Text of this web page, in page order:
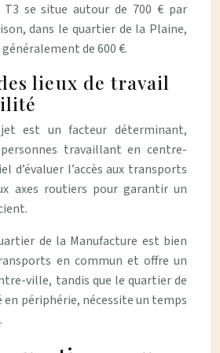
T3 se situe autour de 700 € par
dans le quartier de la Plaine,
de 600 €.
lieux de travail
est un facteur déterminant,
travaillant en centre-
d’évaluer l’accès aux transports
axes routiers pour garantir un
de la Manufacture est bien
en commun et offre un
ville, tandis que le quartier de
périphérie, nécessite un temps